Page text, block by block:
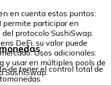
en cuenta estos puntos:
permite participar en
protocolo SushiSwap.
DeFi, su valor puede
Usos adicionales:
y usar en múltiples pools de
SushiSwap.
de tener el control total de